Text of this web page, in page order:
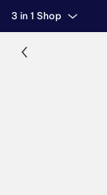
3 in 1 Shop